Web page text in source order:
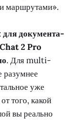
маршрутами».
для документа-
2 Pro
. Для multi-
уже
того, какой
вы реально